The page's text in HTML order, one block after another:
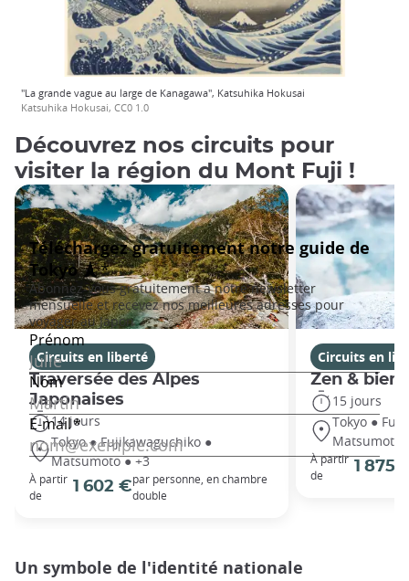
"La grande vague au large de Kanagawa", Katsuhika Hokusai
Katsuhika Hokusai, CC0 1.0
Découvrez nos circuits pour
visiter la région du Mont Fuji !
Circuits en liberté
Traversée des Alpes
Japonaises
14 jours
Tokyo ● Fujikawaguchiko ●
Matsumoto ● +3
À partir
de
1 602 €par personne, en chambre
double
Circuits en
Zen &
15 jours
Tokyo ●
Matsumoto
À partir
de
1 875
Un symbole de l'identité nationale